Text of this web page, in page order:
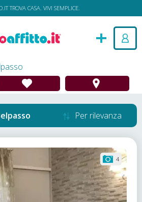
TROVA CASA. VIVI SEMPLICE.
Per rilevanza
4